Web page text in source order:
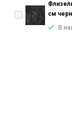
см
В